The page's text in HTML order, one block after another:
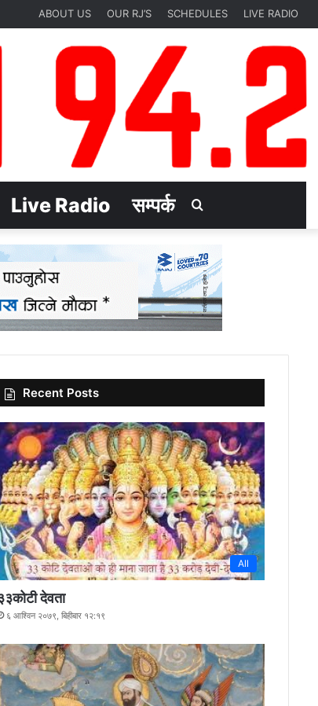
ABOUT US OUR RJ’S SCHEDULES LIVE RADIO
Live Radio सम्पर्क
for
Recent Posts
All
देवता
६ आश्विन २०७९, बिहीबार १२:१९